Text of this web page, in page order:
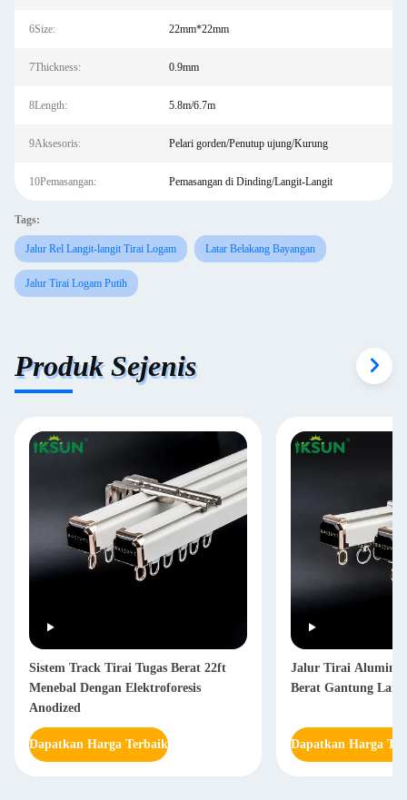
6Size: 22mm*22mm
7Thickness: 0.9mm
8Length: 5.8m/6.7m
9Aksesoris: Pelari gorden/Penutup ujung/Kurung
10Pemasangan: Pemasangan di Dinding/Langit-Langit
Tags:
Jalur Rel Langit-langit Tirai Logam Latar Belakang Bayangan
Jalur Tirai Logam Putih
Produk Sejenis
Sistem Track Tirai Tugas Berat 22ft
Menebal Dengan Elektroforesis
Anodized
Dapatkan Harga Terbaik
Jalur Tirai
Berat Gantung
Dapatkan Harga